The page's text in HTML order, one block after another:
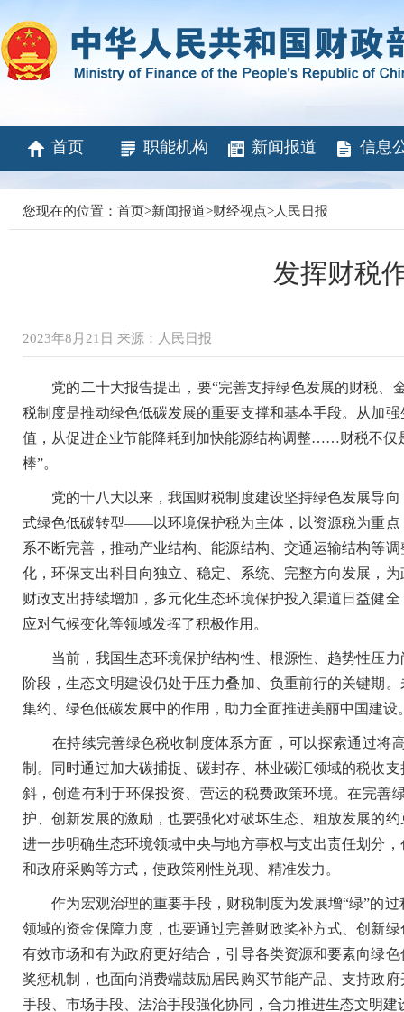
首页 职能机构 新闻报道 信息
您现在的位置： 首页>新闻报道>财经视点>人民日报
发挥财税
2023年8月21日 来源：人民日报
党的二十大报告提出，要“完善支持绿色发展的财税、
税制度是推动绿色低碳发展的重要支撑和基本手段。从加
值，从促进企业节能降耗到加快能源结构调整……财税不仅
棒”。
党的十八大以来，我国财税制度建设坚持绿色发展导向
式绿色低碳转型——以环境保护税为主体，以资源税为重
系不断完善，推动产业结构、能源结构、交通运输结构等
化，环保支出科目向独立、稳定、系统、完整方向发展，
财政支出持续增加，多元化生态环境保护投入渠道日益健
应对气候变化等领域发挥了积极作用。
当前，我国生态环境保护结构性、根源性、趋势性压力
阶段，生态文明建设仍处于压力叠加、负重前行的关键期
集约、绿色低碳发展中的作用，助力全面推进美丽中国建设
在持续完善绿色税收制度体系方面，可以探索通过将
制。同时通过加大碳捕捉、碳封存、林业碳汇领域的税收
斜，创造有利于环保投资、营运的税费政策环境。在完善
护、创新发展的激励，也要强化对破坏生态、粗放发展的
进一步明确生态环境领域中央与地方事权与支出责任划分
和政府采购等方式，使政策刚性兑现、精准发力。
作为宏观治理的重要手段，财税制度为发展增“绿”的过
领域的资金保障力度，也要通过完善财政奖补方式、创新
有效市场和有为政府更好结合，引导各类资源和要素向绿
奖惩机制，也面向消费端鼓励居民购买节能产品、支持政
手段、市场手段、法治手段强化协同，合力推进生态文明建